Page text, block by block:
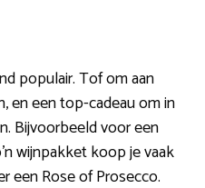
populair. Tof om aan
en een top-cadeau om in
Bijvoorbeeld voor een
wijnpakket koop je vaak
een Rose of Prosecco.